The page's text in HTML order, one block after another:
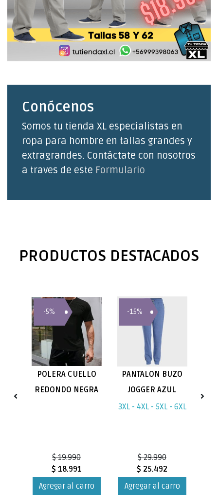
Conócenos
Somos tu tienda XL especialistas en
ropa para hombre en tallas grandes y
extragrandes. Contáctate con nosotros
a traves de este Formulario
PRODUCTOS DESTACADOS
-5%
POLERA CUELLO
REDONDO NEGRA
$ 19.990
$ 18.991
Agregar al carro
-15%
PANTALON BUZO
JOGGER AZUL
3XL - 4XL - 5XL - 6XL
$ 29.990
$ 25.492
Agregar al carro